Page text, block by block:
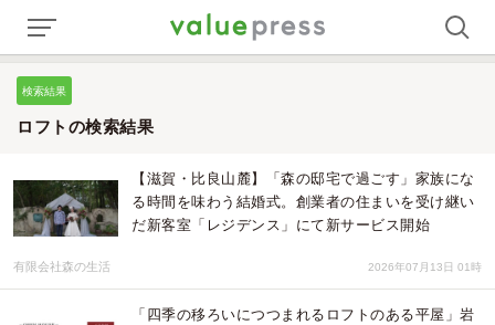
検索結果
ロフトの検索結果
【滋賀・比良山麓】「森の邸宅で過ごす」家族にな
る時間を味わう結婚式。創業者の住まいを受け継い
だ新客室「レジデンス」にて新サービス開始
有限会社森の生活 2026年07月13日 01時
「四季の移ろいにつつまれるロフトのある平屋」岩